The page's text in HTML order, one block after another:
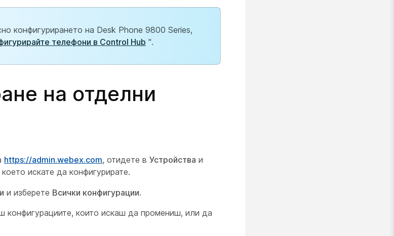
конфигурирането на Desk Phone 9800 Series,
телефони в Control Hub ".
на отделни
https://admin.webex.com, отидете в Устройства и
искате да конфигурирате.
и изберете Всички конфигурации.
които искаш да промениш, или да